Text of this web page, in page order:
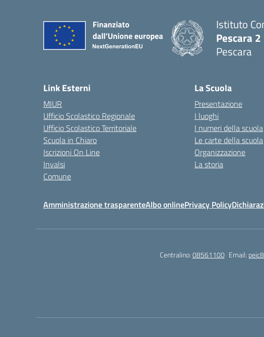
Istituto
Pescara 2
Pescara
Link Esterni
MIUR
Ufficio Scolastico Regionale
Ufficio Scolastico Territoriale
Scuola in Chiaro
Iscrizioni On Line
Invalsi
Comune
La Scuola
Presentazione
I luoghi
I numeri della scuola
Le carte della scuola
Organizzazione
La storia
Amministrazione trasparenteAlbo onlinePrivacy Policy
Centralino:08561100 Email: